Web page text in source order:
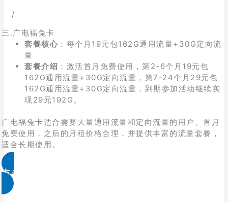
/
三.广电福兔卡
套餐核心 ：每个月19元包162G通用流量+30G定向流
量
套餐介绍 ：激活首月免费使用，第2-6个月19元包
162G通用流量+30G定向流量，第7-24个月29元包
162G通用流量+30G定向流量，到期参加活动继续实
现29元192G。
广电福兔卡适合需要大量通用流量和定向流量的用户。首月
免费使用，之后的月租价格合理，并提供丰富的流量套餐，
适合长期使用。
点击领取